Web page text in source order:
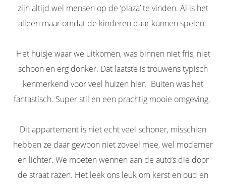
zijn altijd wel mensen op de ‘plaza’ te vinden. Al is het
alleen maar omdat de kinderen daar kunnen spelen.
Het huisje waar we uitkomen, was binnen niet fris, niet
schoon en erg donker. Dat laatste is trouwens typisch
kenmerkend voor veel huizen hier. Buiten was het
fantastisch. Super stil en een prachtig mooie omgeving.
Dit appartement is niet echt veel schoner, misschien
hebben ze daar gewoon niet zoveel mee, wel moderner
en lichter. We moeten wennen aan de auto’s die door
de straat razen. Het leek ons leuk om kerst en oud en